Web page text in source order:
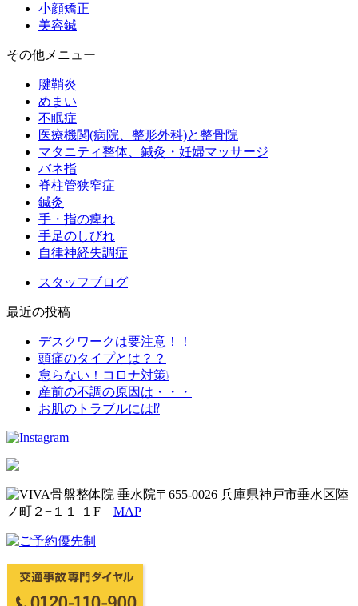
小顔矯正
美容鍼
その他メニュー
腱鞘炎
めまい
不眠症
医療機関(病院、整形外科)と整骨院
マタニティ整体、鍼灸・妊婦マッサージ
バネ指
脊柱管狭窄症
鍼灸
手・指の痺れ
手足のしびれ
自律神経失調症
スタッフブログ
最近の投稿
デスクワークは要注意！！
頭痛のタイプとは？？
怠らない！コロナ対策❕
産前の不調の原因は・・・
お肌のトラブルには⁉
〒655-0026 兵庫県神戸市垂水区陸
ノ町２−１１ １F MAP